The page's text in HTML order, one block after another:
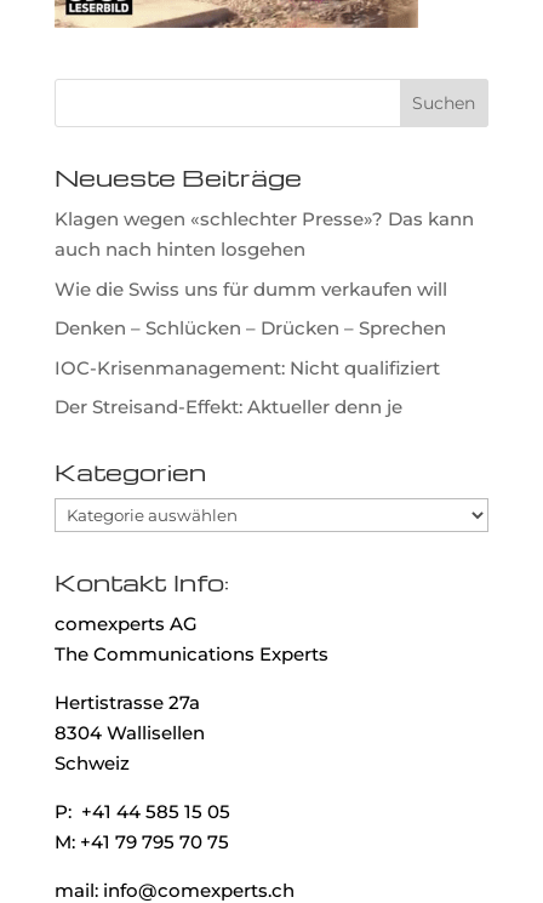
Neueste Beiträge
Klagen wegen «schlechter Presse»? Das kann
auch nach hinten losgehen
Wie die Swiss uns für dumm verkaufen will
Denken – Schlücken – Drücken – Sprechen
IOC-Krisenmanagement: Nicht qualifiziert
Der Streisand-Effekt: Aktueller denn je
Kategorien
Kategorien
Kontakt Info:
comexperts AG
The Communications Experts
Hertistrasse 27a
8304 Wallisellen
Schweiz
P: +41 44 585 15 05
M: +41 79 795 70 75
mail: info@comexperts.ch